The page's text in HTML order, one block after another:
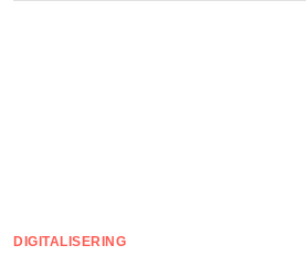
DIGITALISERING